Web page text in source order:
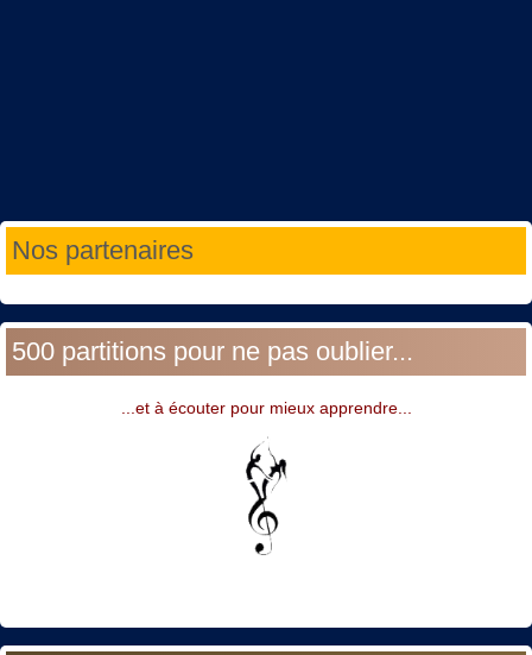
Nos partenaires
500 partitions pour ne pas oublier...
...et à écouter pour mieux apprendre...
Année
précédente
Mois
précédent
Année
suivante
Mois
suivant